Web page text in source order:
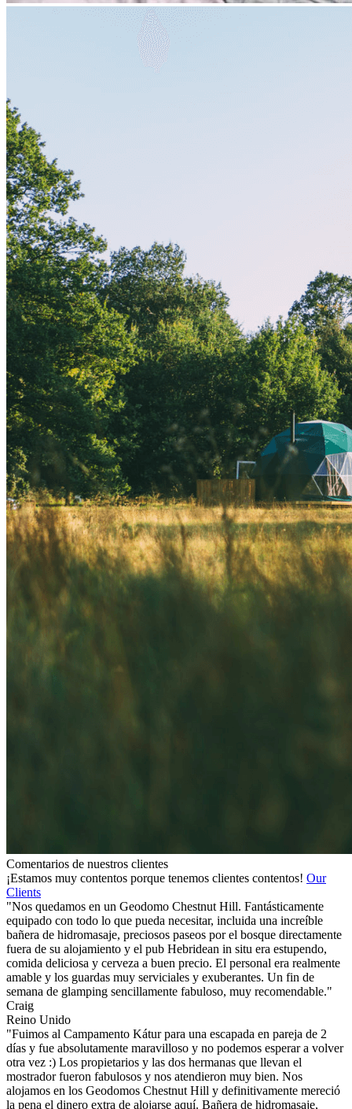
Comentarios de nuestros clientes
¡Estamos muy contentos porque tenemos clientes contentos! Our
Clients
"Nos quedamos en un Geodomo Chestnut Hill. Fantásticamente
equipado con todo lo que pueda necesitar, incluida una increíble
bañera de hidromasaje, preciosos paseos por el bosque directamente
fuera de su alojamiento y el pub Hebridean in situ era estupendo,
comida deliciosa y cerveza a buen precio. El personal era realmente
amable y los guardas muy serviciales y exuberantes. Un fin de
semana de glamping sencillamente fabuloso, muy recomendable."
Craig
Reino Unido
"Fuimos al Campamento Kátur para una escapada en pareja de 2
días y fue absolutamente maravilloso y no podemos esperar a volver
otra vez :) Los propietarios y las dos hermanas que llevan el
mostrador fueron fabulosos y nos atendieron muy bien. Nos
alojamos en los Geodomos Chestnut Hill y definitivamente mereció
la pena el dinero extra de alojarse aquí. Bañera de hidromasaje,